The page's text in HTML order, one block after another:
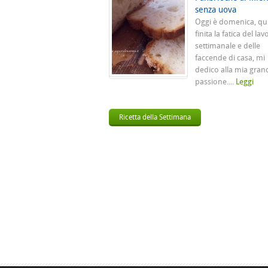
senza uova
Oggi è domenica,
finita la fatica del
settimanale e delle
faccende di casa, mi
dedico alla mia
passione.... Leggi
Ricetta della Settimana